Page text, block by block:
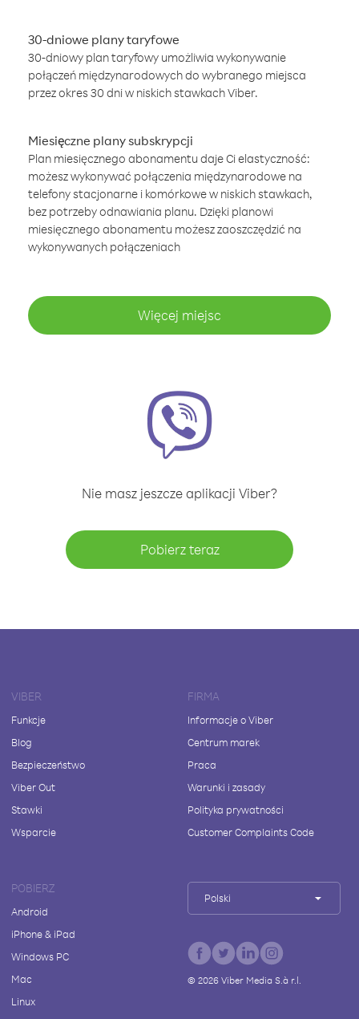
30-dniowe plany taryfowe
30-dniowy plan taryfowy umożliwia wykonywanie
połączeń międzynarodowych do wybranego miejsca
przez okres 30 dni w niskich stawkach Viber.
Miesięczne plany subskrypcji
Plan miesięcznego abonamentu daje Ci elastyczność:
możesz wykonywać połączenia międzynarodowe na
telefony stacjonarne i komórkowe w niskich stawkach,
bez potrzeby odnawiania planu. Dzięki planowi
miesięcznego abonamentu możesz zaoszczędzić na
wykonywanych połączeniach
Więcej miejsc
Nie masz jeszcze aplikacji Viber?
Pobierz teraz
VIBER
Funkcje
Blog
Bezpieczeństwo
Viber Out
Stawki
Wsparcie
FIRMA
Informacje o Viber
Centrum marek
Praca
Warunki i zasady
Polityka prywatności
Customer Complaints Code
POBIERZ
Android
iPhone & iPad
Windows PC
Mac
Linux
Polski
© 2026Viber Media S.à r.l.